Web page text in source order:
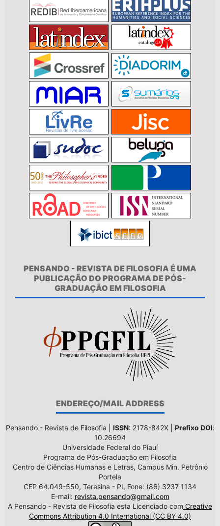
PENSANDO - REVISTA DE FILOSOFIA É UMA
PUBLICAÇÃO DO PROGRAMA DE PÓS-
GRADUAÇÃO EM FILOSOFIA
ENDEREÇO/MAIL ADDRESS
Pensando - Revista de Filosofia | ISSN: 2178-842X | Prefixo DOI:
10.26694
Universidade Federal do Piauí
Programa de Pós-Graduação em Filosofia
Centro de Ciências Humanas e Letras, Campus Min. Petrônio
Portela
CEP 64.049-550, Teresina - PI, Fone: (86) 3237 1134
E-mail: revista.pensando@gmail.com
A Pensando - Revista de Filosofia esta Licenciado com Creative
Commons Attribution 4.0 International (CC BY 4.0)